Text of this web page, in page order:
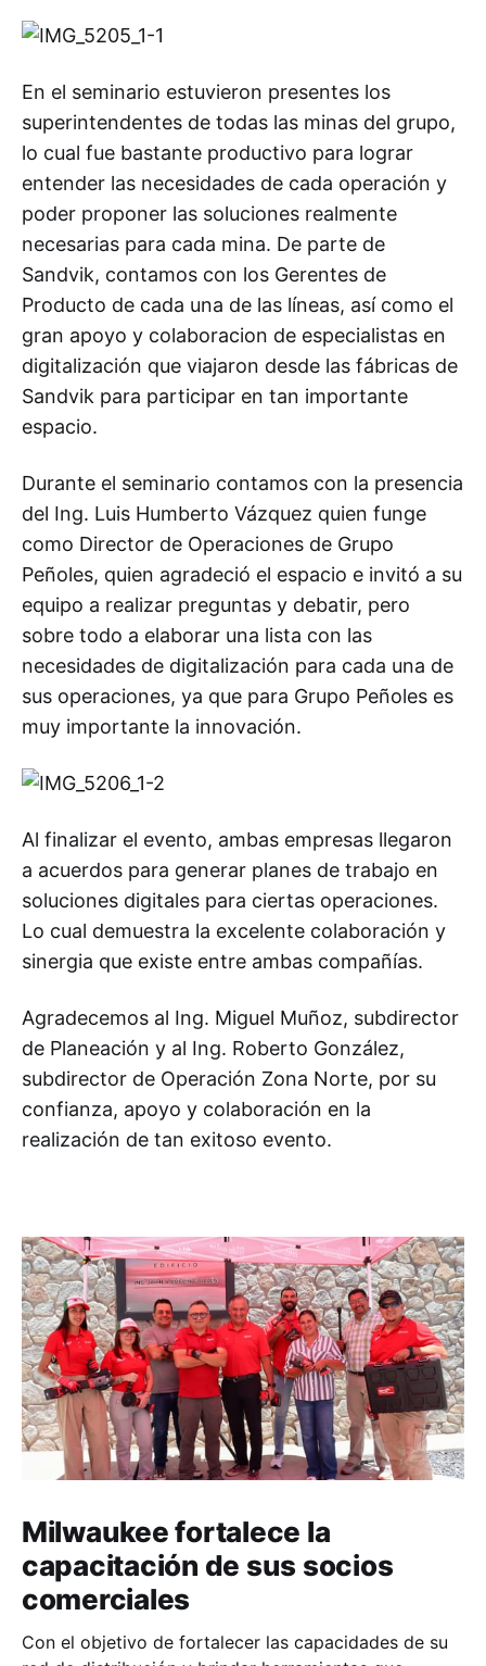
En el seminario estuvieron presentes los
superintendentes de todas las minas del grupo,
lo cual fue bastante productivo para lograr
entender las necesidades de cada operación y
poder proponer las soluciones realmente
necesarias para cada mina. De parte de
Sandvik, contamos con los Gerentes de
Producto de cada una de las líneas, así como el
gran apoyo y colaboracion de especialistas en
digitalización que viajaron desde las fábricas de
Sandvik para participar en tan importante
espacio.
Durante el seminario contamos con la presencia
del Ing. Luis Humberto Vázquez quien funge
como Director de Operaciones de Grupo
Peñoles, quien agradeció el espacio e invitó a su
equipo a realizar preguntas y debatir, pero
sobre todo a elaborar una lista con las
necesidades de digitalización para cada una de
sus operaciones, ya que para Grupo Peñoles es
muy importante la innovación.
Al finalizar el evento, ambas empresas llegaron
a acuerdos para generar planes de trabajo en
soluciones digitales para ciertas operaciones.
Lo cual demuestra la excelente colaboración y
sinergia que existe entre ambas compañías.
Agradecemos al Ing. Miguel Muñoz, subdirector
de Planeación y al Ing. Roberto González,
subdirector de Operación Zona Norte, por su
confianza, apoyo y colaboración en la
realización de tan exitoso evento.
Milwaukee fortalece la
capacitación de sus socios
comerciales
Con el objetivo de fortalecer las capacidades de su